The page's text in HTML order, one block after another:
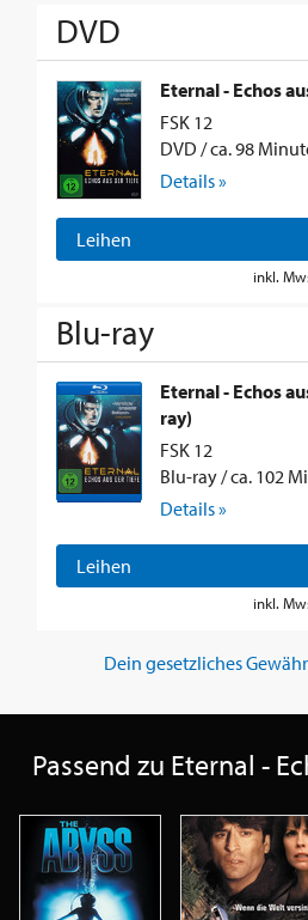
DVD
Eternal - Echos
FSK 12
DVD / ca. 98
Details »
Leihen
inkl.
Blu-ray
Eternal - Echos
ray)
FSK 12
Blu-ray / ca. 102
Details »
Leihen
inkl.
Dein gesetzliches
Passend zu Eternal -